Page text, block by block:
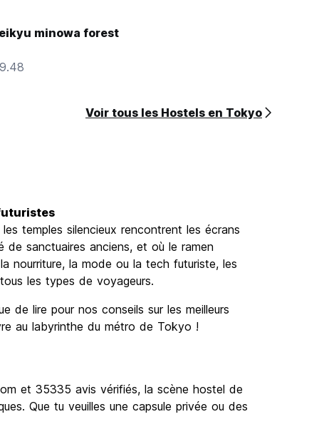
minowa forest
Voir tous les Hostels en Tokyo
temples silencieux rencontrent les écrans
de sanctuaires anciens, et où le ramen
nourriture, la mode ou la tech futuriste, les
les types de voyageurs.
de lire pour nos conseils sur les meilleurs
au labyrinthe du métro de Tokyo !
et 35335 avis vérifiés, la scène hostel de
Que tu veuilles une capsule privée ou des